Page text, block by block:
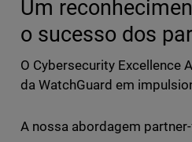
Um
o sucesso dos
O Cybersecurity Excellence
da WatchGuard em
A nossa abordagem